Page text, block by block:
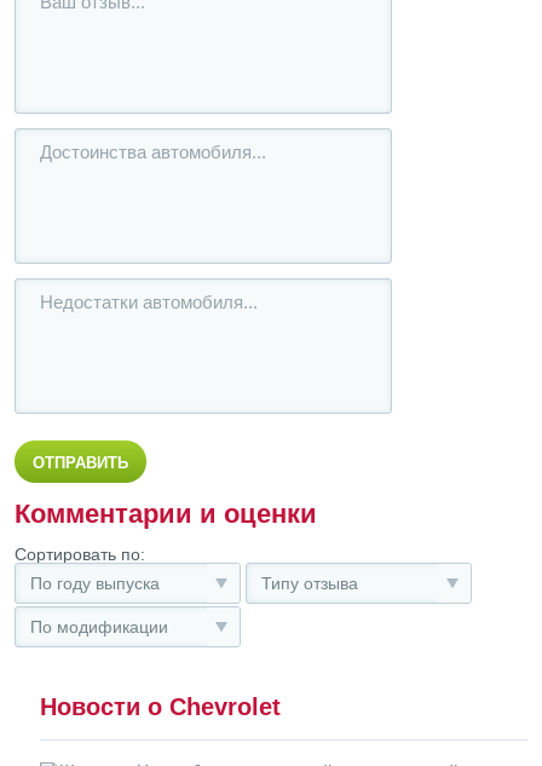
Комментарии и оценки
Сортировать по:
По году выпуска
Типу отзыва
По модификации
Новости о Chevrolet